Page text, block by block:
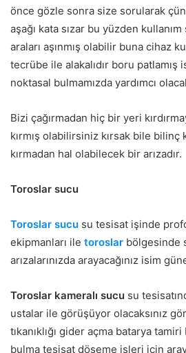
önce gözle sonra size sorularak
aşağı kata sızar bu yüzden
araları aşınmış olabilir buna cihaz
tecrübe ile alakalıdır boru
noktasal bulmamızda yardımcı
Bizi çağırmadan hiç bir yeri
kırmış olabilirsiniz kırsak bile bilinç
kırmadan hal olabilecek bir arızadır.
Toroslar sucu
Toroslar sucu su tesisat işinde
ekipmanları ile toroslar bölgesinde
arızalarınızda arayacağınız isim
Toroslar kameralı sucu su
ustalar ile görüşüyor olacaksınız
tıkanıklığı gider açma batarya tamiri
bulma tesisat döşeme işleri için